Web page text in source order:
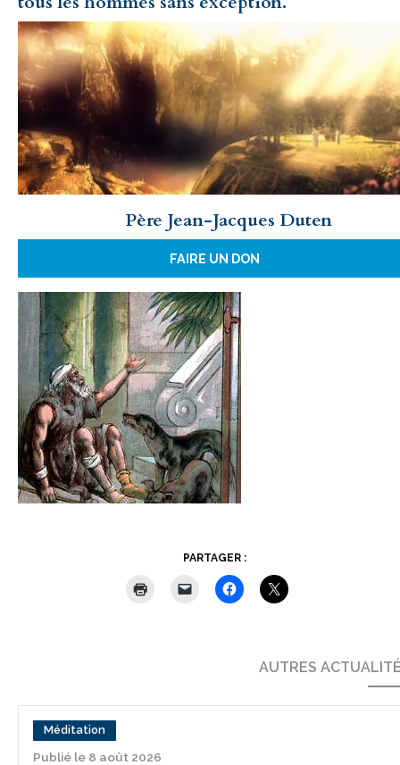
Père Jean-Jacques Duten
FAIRE UN DON
PARTAGER :
AUTRES
Méditation
Publié le 8 août 2026